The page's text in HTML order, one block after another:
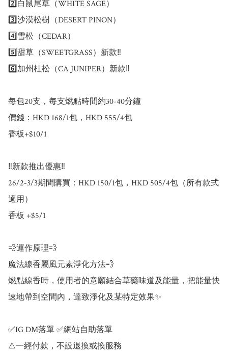
2️⃣白鼠尾草（WHITE SAGE）
3️⃣沙漠松樹（DESERT PINON）
4️⃣雪松（CEDAR）
5️⃣甜草（SWEETGRASS）新款‼️
6️⃣加州杜松（CA JUNIPER）新款‼️
每包20支，每支燃點時間約30-40分鐘
價錢：HKD 168/1包，HKD 555/4包
香板+$10/1
‼️新款推出優惠‼️
26/2-3/3期間購買：HKD 150/1包，HKD 505/4包（所有款式
適用）
香板 +$5/1
💨運作原理💨
魔法線香屬風元素淨化方法💨
燃點線香時，使用者的意願結合草藥味道及能量，把能量快
速地帶到空間內，達致淨化及某特定效果✨
✅IG DM落單 ✅網站自助落單
⚠️一經付款，不設退換或換服務